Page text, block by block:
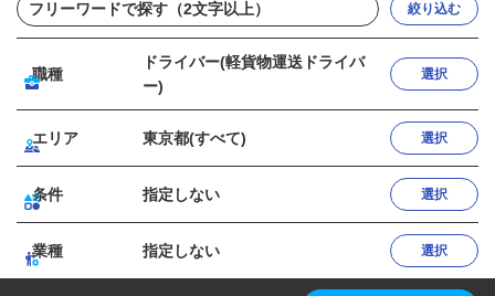
絞り込む
職種
ドライバー(軽貨物運送ドライバ
ー)
選択
エリア 東京都(すべて) 選択
条件 指定しない 選択
業種 指定しない 選択